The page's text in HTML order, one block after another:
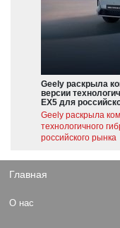
Geely раскрыла
версии
EX5 для
Geely раскрыла
технологичного
российского рынка
Главная
О нас